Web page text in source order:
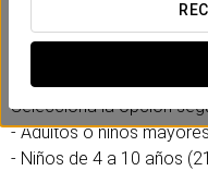
- Entrada al parque
Selecciona la opción
- Adultos o niños
- Niños de 4 a 10 años